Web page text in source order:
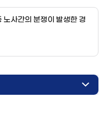
노사간의 분쟁이 발생한 경